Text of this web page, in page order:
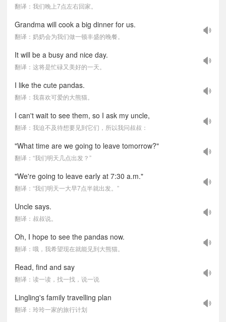
翻译：我们晚上7点左右回家。
Grandma will cook a big dinner for us.
翻译：奶奶会为我们做一顿丰盛的晚餐。
It will be a busy and nice day.
翻译：这将是忙碌又美好的一天。
I like the cute pandas.
翻译：我喜欢可爱的大熊猫。
I can't wait to see them, so I ask my uncle,
翻译：我迫不及待想要见到它们，所以我问叔叔：
"What time are we going to leave tomorrow?"
翻译：“我们明天几点出发？”
"We're going to leave early at 7:30 a.m."
翻译：“我们明天一大早7点半就出发。”
Uncle says.
翻译：叔叔说。
Oh, I hope to see the pandas now.
翻译：哦，我希望现在就能见到大熊猫。
Read, find and say
翻译：读一读，找一找，说一说
Lingling's family travelling plan
翻译：玲玲一家的旅行计划